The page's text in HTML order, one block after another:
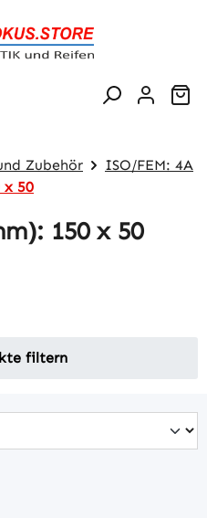
Zubehör
ISO/FEM: 4A
x 50
150 x 50
filtern